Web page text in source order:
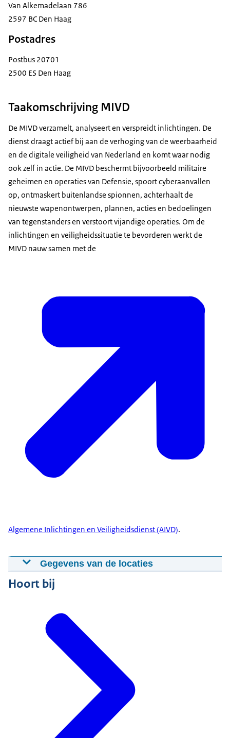
Van Alkemadelaan 786
2597 BC Den Haag
Postadres
Postbus 20701
2500 ES Den Haag
Taakomschrijving MIVD
De MIVD verzamelt, analyseert en verspreidt inlichtingen. De
dienst draagt actief bij aan de verhoging van de weerbaarheid
en de digitale veiligheid van Nederland en komt waar nodig
ook zelf in actie. De MIVD beschermt bijvoorbeeld militaire
geheimen en operaties van Defensie, spoort cyberaanvallen
op, ontmaskert buitenlandse spionnen, achterhaalt de
nieuwste wapenontwerpen, plannen, acties en bedoelingen
van tegenstanders en verstoort vijandige operaties. Om de
inlichtingen en veiligheidssituatie te bevorderen werkt de
MIVD nauw samen met de
Algemene Inlichtingen en Veiligheidsdienst (AIVD).
Gegevens van de locaties
Hoort bij